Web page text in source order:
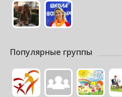
Популярные группы